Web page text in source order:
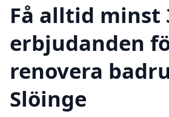
Få alltid minst
erbjudanden
renovera
Slöinge